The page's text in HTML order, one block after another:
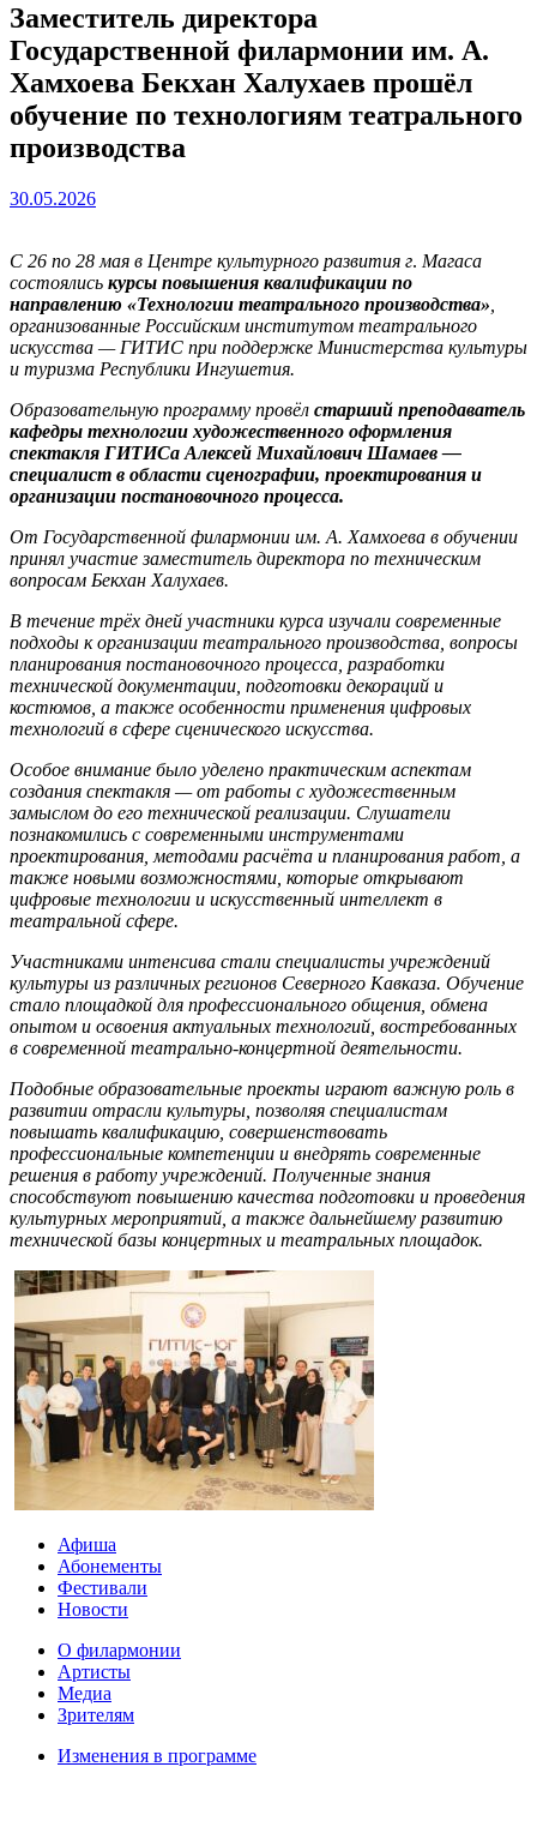
Заместитель директора
Государственной филармонии им. А.
Хамхоева Бекхан Халухаев прошёл
обучение по технологиям театрального
производства
30.05.2026
С 26 по 28 мая в Центре культурного развития г. Магаса
состоялись курсы повышения квалификации по
направлению «Технологии театрального производства»
организованные Российским институтом театрального
искусства — ГИТИС при поддержке Министерства культуры
и туризма Республики Ингушетия.
Образовательную программу провёл старший преподаватель
кафедры технологии художественного оформления
спектакля ГИТИСа Алексей Михайлович Шамаев —
специалист в области сценографии, проектирования и
организации постановочного процесса.
От Государственной филармонии им. А. Хамхоева в обучении
принял участие заместитель директора по техническим
вопросам Бекхан Халухаев.
В течение трёх дней участники курса изучали современные
подходы к организации театрального производства, вопросы
планирования постановочного процесса, разработки
технической документации, подготовки декораций и
костюмов, а также особенности применения цифровых
технологий в сфере сценического искусства.
Особое внимание было уделено практическим аспектам
создания спектакля — от работы с художественным
замыслом до его технической реализации. Слушатели
познакомились с современными инструментами
проектирования, методами расчёта и планирования работ, а
также новыми возможностями, которые открывают
цифровые технологии и искусственный интеллект в
театральной сфере.
Участниками интенсива стали специалисты учреждений
культуры из различных регионов Северного Кавказа. Обучение
стало площадкой для профессионального общения, обмена
опытом и освоения актуальных технологий, востребованных
в современной театрально-концертной деятельности.
Подобные образовательные проекты играют важную роль в
развитии отрасли культуры, позволяя специалистам
повышать квалификацию, совершенствовать
профессиональные компетенции и внедрять современные
решения в работу учреждений. Полученные знания
способствуют повышению качества подготовки и проведения
культурных мероприятий, а также дальнейшему развитию
технической базы концертных и театральных площадок.
Афиша
Абонементы
Фестивали
Новости
О филармонии
Артисты
Медиа
Зрителям
Изменения в программе